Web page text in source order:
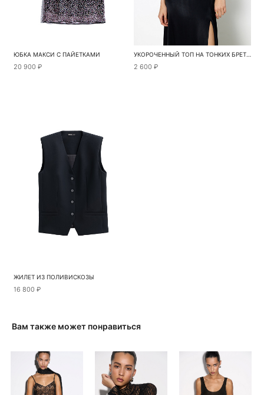
ЮБКА МАКСИ С ПАЙЕТКАМИ
20 900 ₽
УКОРОЧЕННЫЙ ТОП НА ТОНКИХ БРЕТЕЛЯХ
2 600 ₽
ЖИЛЕТ ИЗ ПОЛИВИСКОЗЫ
16 800 ₽
Вам также может понравиться